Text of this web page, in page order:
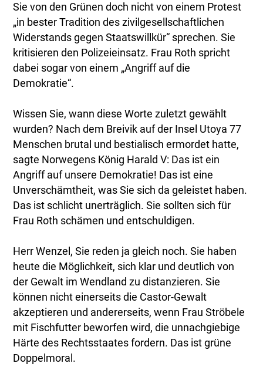
Sie von den Grünen doch nicht von einem Protest
„in bester Tradition des zivilgesellschaftlichen
Widerstands gegen Staatswillkür“ sprechen. Sie
kritisieren den Polizeieinsatz. Frau Roth spricht
dabei sogar von einem „Angriff auf die
Demokratie“.
Wissen Sie, wann diese Worte zuletzt gewählt
wurden? Nach dem Breivik auf der Insel Utoya 77
Menschen brutal und bestialisch ermordet hatte,
sagte Norwegens König Harald V: Das ist ein
Angriff auf unsere Demokratie! Das ist eine
Unverschämtheit, was Sie sich da geleistet haben.
Das ist schlicht unerträglich. Sie sollten sich für
Frau Roth schämen und entschuldigen.
Herr Wenzel, Sie reden ja gleich noch. Sie haben
heute die Möglichkeit, sich klar und deutlich von
der Gewalt im Wendland zu distanzieren. Sie
können nicht einerseits die Castor-Gewalt
akzeptieren und andererseits, wenn Frau Ströbele
mit Fischfutter beworfen wird, die unnachgiebige
Härte des Rechtsstaates fordern. Das ist grüne
Doppelmoral.